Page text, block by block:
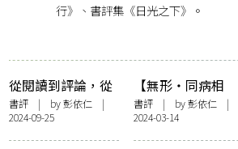
行》、書評集《日光之下》。
從閱讀到評論，從
關係到距離﹕談
《謎樣的森林》
書評 | by彭依仁 |
2024-09-25
【無形・同病相
連】重闡本土 讀鍾
國強《默讀餘溫》
彭依仁
書評| by彭依仁|
2024-03-14